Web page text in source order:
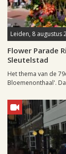
Leiden, 8 augustus
Flower Parade
Sleutelstad
Het thema van de
Bloemenonthaal'.